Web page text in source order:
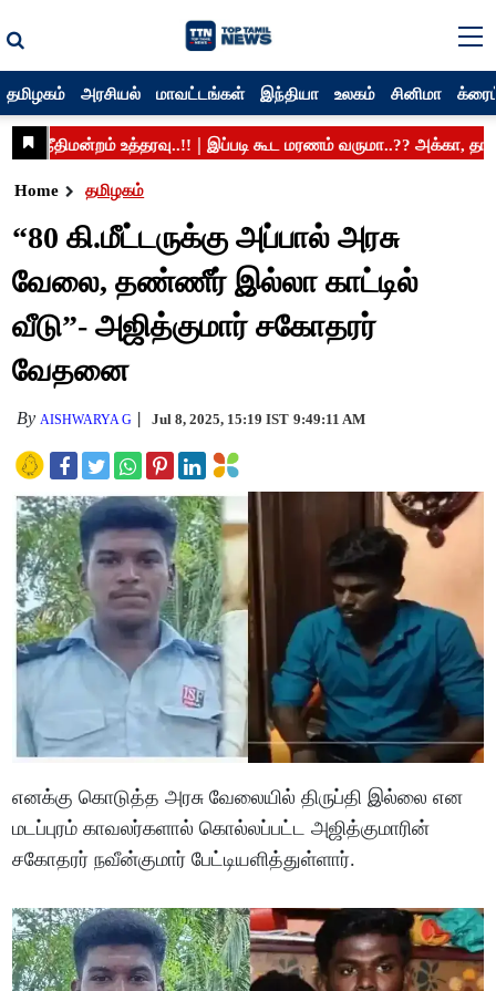
தமிழகம் அரசியல் மாவட்டங்கள் இந்தியா உலகம் சினிமா
Home தமிழகம்
“80 கி.மீட்டருக்கு அப்பால் அரசு
வேலை, தண்ணீர் இல்லா காட்டில்
வீடு”- அஜித்குமார் சகோதரர்
வேதனை
By AISHWARYA G Jul 8, 2025, 15:19 IST 9:49:11 AM
எனக்கு கொடுத்த அரசு வேலையில் திருப்தி இல்லை என
மடப்புரம் காவலர்களால் கொல்லப்பட்ட அஜித்குமாரின்
சகோதரர் நவீன்குமார் பேட்டியளித்துள்ளார்.